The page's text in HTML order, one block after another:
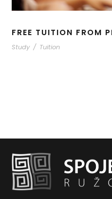
FREE TUITION FROM
Study / Tuition